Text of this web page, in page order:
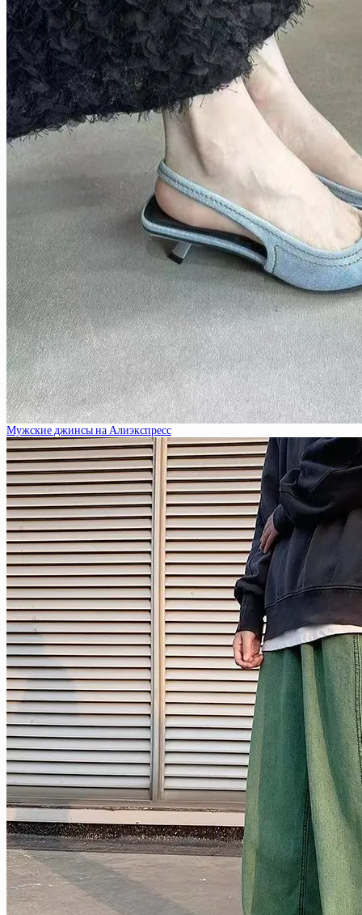
Мужские джинсы на Алиэкспресс